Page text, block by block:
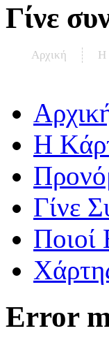
Γίνε
Αρχική Η
Η
Γίνε
Ποιοί
Error